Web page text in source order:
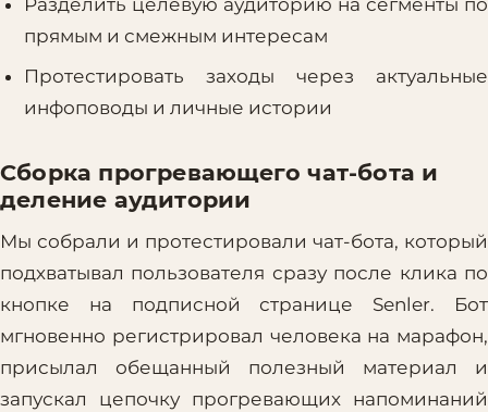
прямым и смежным интересам
Протестировать заходы через актуальные
инфоповоды и личные истории
Сборка прогревающего чат-бота и
деление аудитории
Мы собрали и протестировали чат-бота, который
подхватывал пользователя сразу после клика по
кнопке на подписной странице Senler. Бот
мгновенно регистрировал человека на марафон,
присылал обещанный полезный материал и
запускал цепочку прогревающих напоминаний